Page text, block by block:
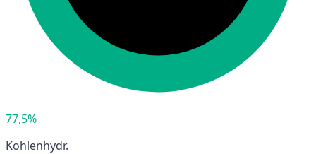
77,5%
Kohlenhydr.